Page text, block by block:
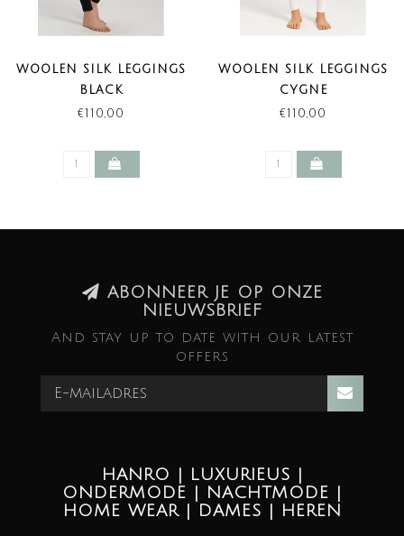
WOOLEN SILK LEGGINGS
BLACK
€110,00
WOOLEN SILK LEGGINGS
CYGNE
€110,00
ABONNEER JE OP ONZE
NIEUWSBRIEF
And stay up to date with our latest
offers
HANRO | LUXURIEUS |
ONDERMODE | NACHTMODE |
HOME WEAR | DAMES | HEREN